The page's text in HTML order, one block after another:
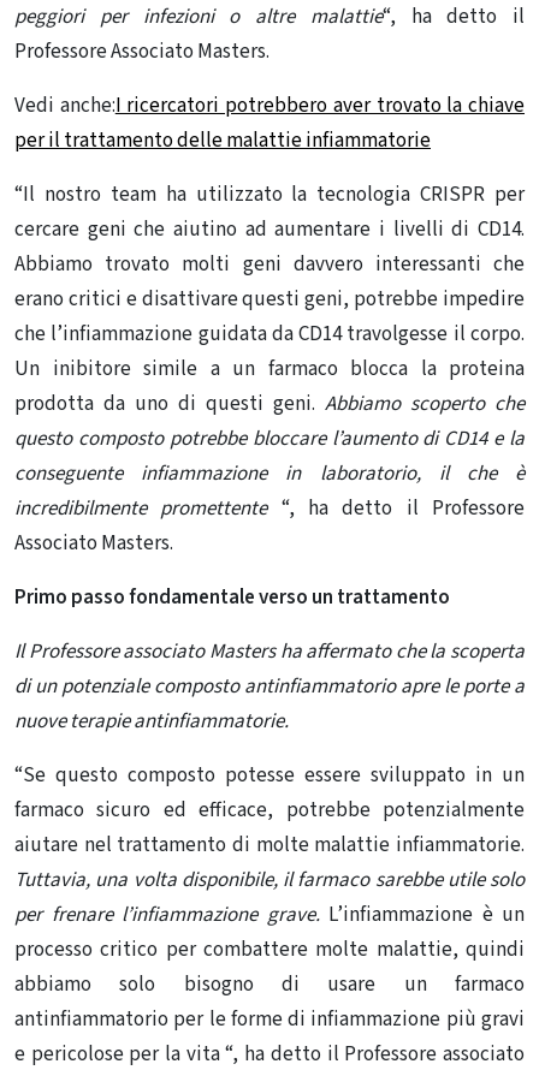
peggiori per infezioni o altre malattie“, ha detto il
Professore Associato Masters.
Vedi anche:I ricercatori potrebbero aver trovato la chiave
per il trattamento delle malattie infiammatorie
“Il nostro team ha utilizzato la tecnologia CRISPR per
cercare geni che aiutino ad aumentare i livelli di CD14.
Abbiamo trovato molti geni davvero interessanti che
erano critici e disattivare questi geni, potrebbe impedire
che l’infiammazione guidata da CD14 travolgesse il corpo.
Un inibitore simile a un farmaco blocca la proteina
prodotta da uno di questi geni. Abbiamo scoperto che
questo composto potrebbe bloccare l’aumento di CD14 e la
conseguente infiammazione in laboratorio, il che è
incredibilmente promettente“, ha detto il Professore
Associato Masters.
Primo passo fondamentale verso un trattamento
Il Professore associato Masters ha affermato che la scoperta
di un potenziale composto antinfiammatorio apre le porte a
nuove terapie antinfiammatorie.
“Se questo composto potesse essere sviluppato in un
farmaco sicuro ed efficace, potrebbe potenzialmente
aiutare nel trattamento di molte malattie infiammatorie.
Tuttavia, una volta disponibile, il farmaco sarebbe utile solo
per frenare l’infiammazione grave.L’infiammazione è un
processo critico per combattere molte malattie, quindi
abbiamo solo bisogno di usare un farmaco
antinfiammatorio per le forme di infiammazione più gravi
e pericolose per la vita “, ha detto il Professore associato